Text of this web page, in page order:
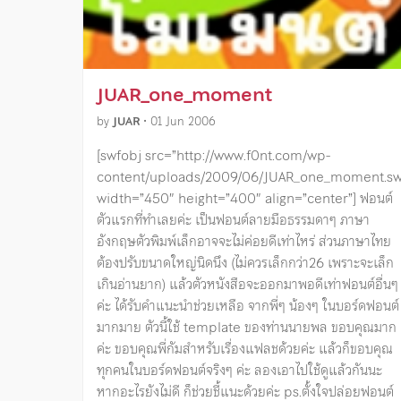
JUAR_one_moment
byJUAR • 01 Jun 2006
[swfobj src=”http://www.f0nt.com/wp-
content/uploads/2009/06/
width=”450″ height=”400″ align=”center”] ฟอนต์
ตัวแรกที่ทำเลยค่ะ เป็นฟอนต์ลายมือธรรมดาๆ ภาษา
อังกฤษตัวพิมพ์เล็กอาจจะไม่ค่อยดีเท่าไหร่ ส่วนภาษาไทย
ต้องปรับขนาดใหญ่นิดนึง (ไม่ควรเล็กกว่า26 เพราะจะเล็ก
เกินอ่านยาก) แล้วตัวหนังสือจะออกมาพอดีเท่าฟอนต์อื่นๆ
ค่ะ ได้รับคำแนะนำช่วยเหลือ จากพี่ๆ น้องๆ ในบอร์ดฟอนต์
มากมาย ตัวนี้ใช้ template ของท่านนายพล ขอบคุณมาก
ค่ะ ขอบคุณพี่กัมสำหรับเรื่องแฟลชด้วยค่ะ แล้วก็ขอบคุณ
ทุกคนในบอร์ดฟอนต์จริงๆ ค่ะ ลองเอาไปใช้ดูแล้วกันนะ
หากอะไรยังไม่ดี ก็ช่วยชี้แนะด้วยค่ะ ps.ตั้งใจปล่อยฟอนต์